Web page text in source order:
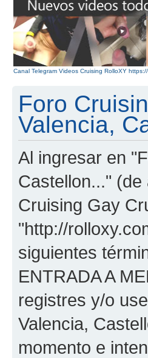
Canal Telegram Videos Cruising RolloXY
Foro
Valencia,
Al ingresar en
Castellon..."
Cruising Gay
"http://
siguientes
ENTRADA A
registres y/o
Valencia,
momento e